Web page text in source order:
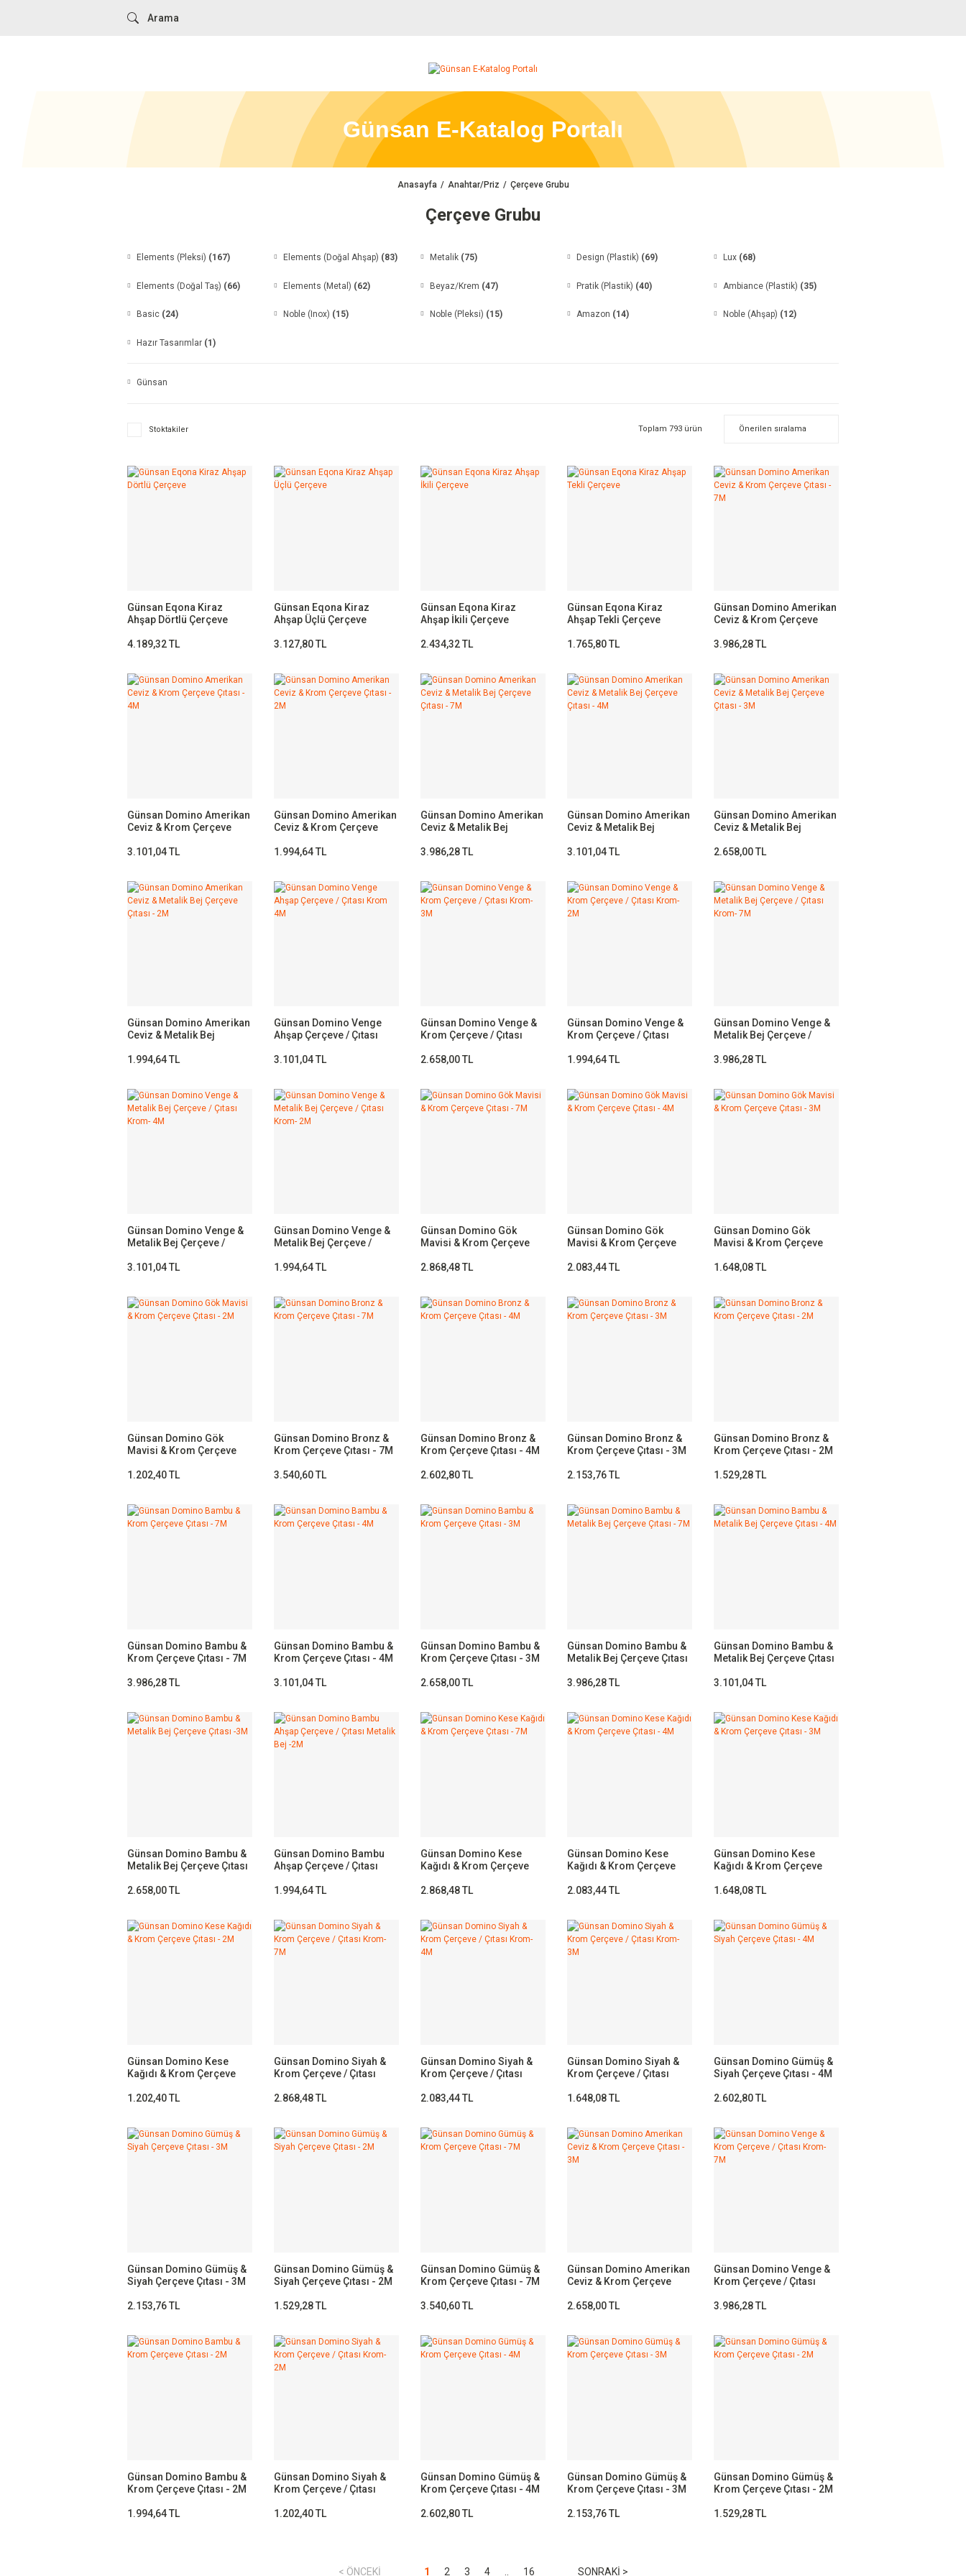
Günsan E-Katalog Portalı
Anasayfa Anahtar/Priz Çerçeve Grubu
Çerçeve Grubu
Elements (Pleksi) (167) Elements (Doğal Ahşap) (83) Metalik (75) Design (Plastik) (69) Lux (68)
Elements (Doğal Taş) (66) Elements (Metal) (62) Beyaz/Krem (47) Pratik (Plastik) (40) Ambiance (Plastik) (35)
Basic (24) Noble (Inox) (15) Noble (Pleksi) (15) Amazon (14) Noble (Ahşap) (12)
Hazır Tasarımlar (1)
Günsan
Stoktakiler Toplam 793 ürün
Günsan Eqona Kiraz
Ahşap Dörtlü Çerçeve
4.189,32 TL
Günsan Eqona Kiraz
Ahşap Üçlü Çerçeve
3.127,80 TL
Günsan Eqona Kiraz
Ahşap İkili Çerçeve
2.434,32 TL
Günsan Eqona Kiraz
Ahşap Tekli Çerçeve
1.765,80 TL
Günsan Domino Amerikan
Ceviz & Krom Çerçeve
3.986,28 TL
Günsan Domino Amerikan
Ceviz & Krom Çerçeve
3.101,04 TL
Günsan Domino Amerikan
Ceviz & Krom Çerçeve
1.994,64 TL
Günsan Domino Amerikan
Ceviz & Metalik Bej
3.986,28 TL
Günsan Domino Amerikan
Ceviz & Metalik Bej
3.101,04 TL
Günsan Domino Amerikan
Ceviz & Metalik Bej
2.658,00 TL
Günsan Domino Amerikan
Ceviz & Metalik Bej
1.994,64 TL
Günsan Domino Venge
Ahşap Çerçeve / Çıtası
3.101,04 TL
Günsan Domino Venge &
Krom Çerçeve / Çıtası
2.658,00 TL
Günsan Domino Venge &
Krom Çerçeve / Çıtası
1.994,64 TL
Günsan Domino Venge &
Metalik Bej Çerçeve /
3.986,28 TL
Günsan Domino Venge &
Metalik Bej Çerçeve /
3.101,04 TL
Günsan Domino Venge &
Metalik Bej Çerçeve /
1.994,64 TL
Günsan Domino Gök
Mavisi & Krom Çerçeve
2.868,48 TL
Günsan Domino Gök
Mavisi & Krom Çerçeve
2.083,44 TL
Günsan Domino Gök
Mavisi & Krom Çerçeve
1.648,08 TL
Günsan Domino Gök
Mavisi & Krom Çerçeve
1.202,40 TL
Günsan Domino Bronz &
Krom Çerçeve Çıtası - 7M
3.540,60 TL
Günsan Domino Bronz &
Krom Çerçeve Çıtası - 4M
2.602,80 TL
Günsan Domino Bronz &
Krom Çerçeve Çıtası - 3M
2.153,76 TL
Günsan Domino Bronz &
Krom Çerçeve Çıtası - 2M
1.529,28 TL
Günsan Domino Bambu &
Krom Çerçeve Çıtası - 7M
3.986,28 TL
Günsan Domino Bambu &
Krom Çerçeve Çıtası - 4M
3.101,04 TL
Günsan Domino Bambu &
Krom Çerçeve Çıtası - 3M
2.658,00 TL
Günsan Domino Bambu &
Metalik Bej Çerçeve Çıtası
3.986,28 TL
Günsan Domino Bambu &
Metalik Bej Çerçeve Çıtası
3.101,04 TL
Günsan Domino Bambu &
Metalik Bej Çerçeve Çıtası
2.658,00 TL
Günsan Domino Bambu
Ahşap Çerçeve / Çıtası
1.994,64 TL
Günsan Domino Kese
Kağıdı & Krom Çerçeve
2.868,48 TL
Günsan Domino Kese
Kağıdı & Krom Çerçeve
2.083,44 TL
Günsan Domino Kese
Kağıdı & Krom Çerçeve
1.648,08 TL
Günsan Domino Kese
Kağıdı & Krom Çerçeve
1.202,40 TL
Günsan Domino Siyah &
Krom Çerçeve / Çıtası
2.868,48 TL
Günsan Domino Siyah &
Krom Çerçeve / Çıtası
2.083,44 TL
Günsan Domino Siyah &
Krom Çerçeve / Çıtası
1.648,08 TL
Günsan Domino Gümüş &
Siyah Çerçeve Çıtası - 4M
2.602,80 TL
Günsan Domino Gümüş &
Siyah Çerçeve Çıtası - 3M
2.153,76 TL
Günsan Domino Gümüş &
Siyah Çerçeve Çıtası - 2M
1.529,28 TL
Günsan Domino Gümüş &
Krom Çerçeve Çıtası - 7M
3.540,60 TL
Günsan Domino Amerikan
Ceviz & Krom Çerçeve
2.658,00 TL
Günsan Domino Venge &
Krom Çerçeve / Çıtası
3.986,28 TL
Günsan Domino Bambu &
Krom Çerçeve Çıtası - 2M
1.994,64 TL
Günsan Domino Siyah &
Krom Çerçeve / Çıtası
1.202,40 TL
Günsan Domino Gümüş &
Krom Çerçeve Çıtası - 4M
2.602,80 TL
Günsan Domino Gümüş &
Krom Çerçeve Çıtası - 3M
2.153,76 TL
Günsan Domino Gümüş &
Krom Çerçeve Çıtası - 2M
1.529,28 TL
1 2 3 4 16